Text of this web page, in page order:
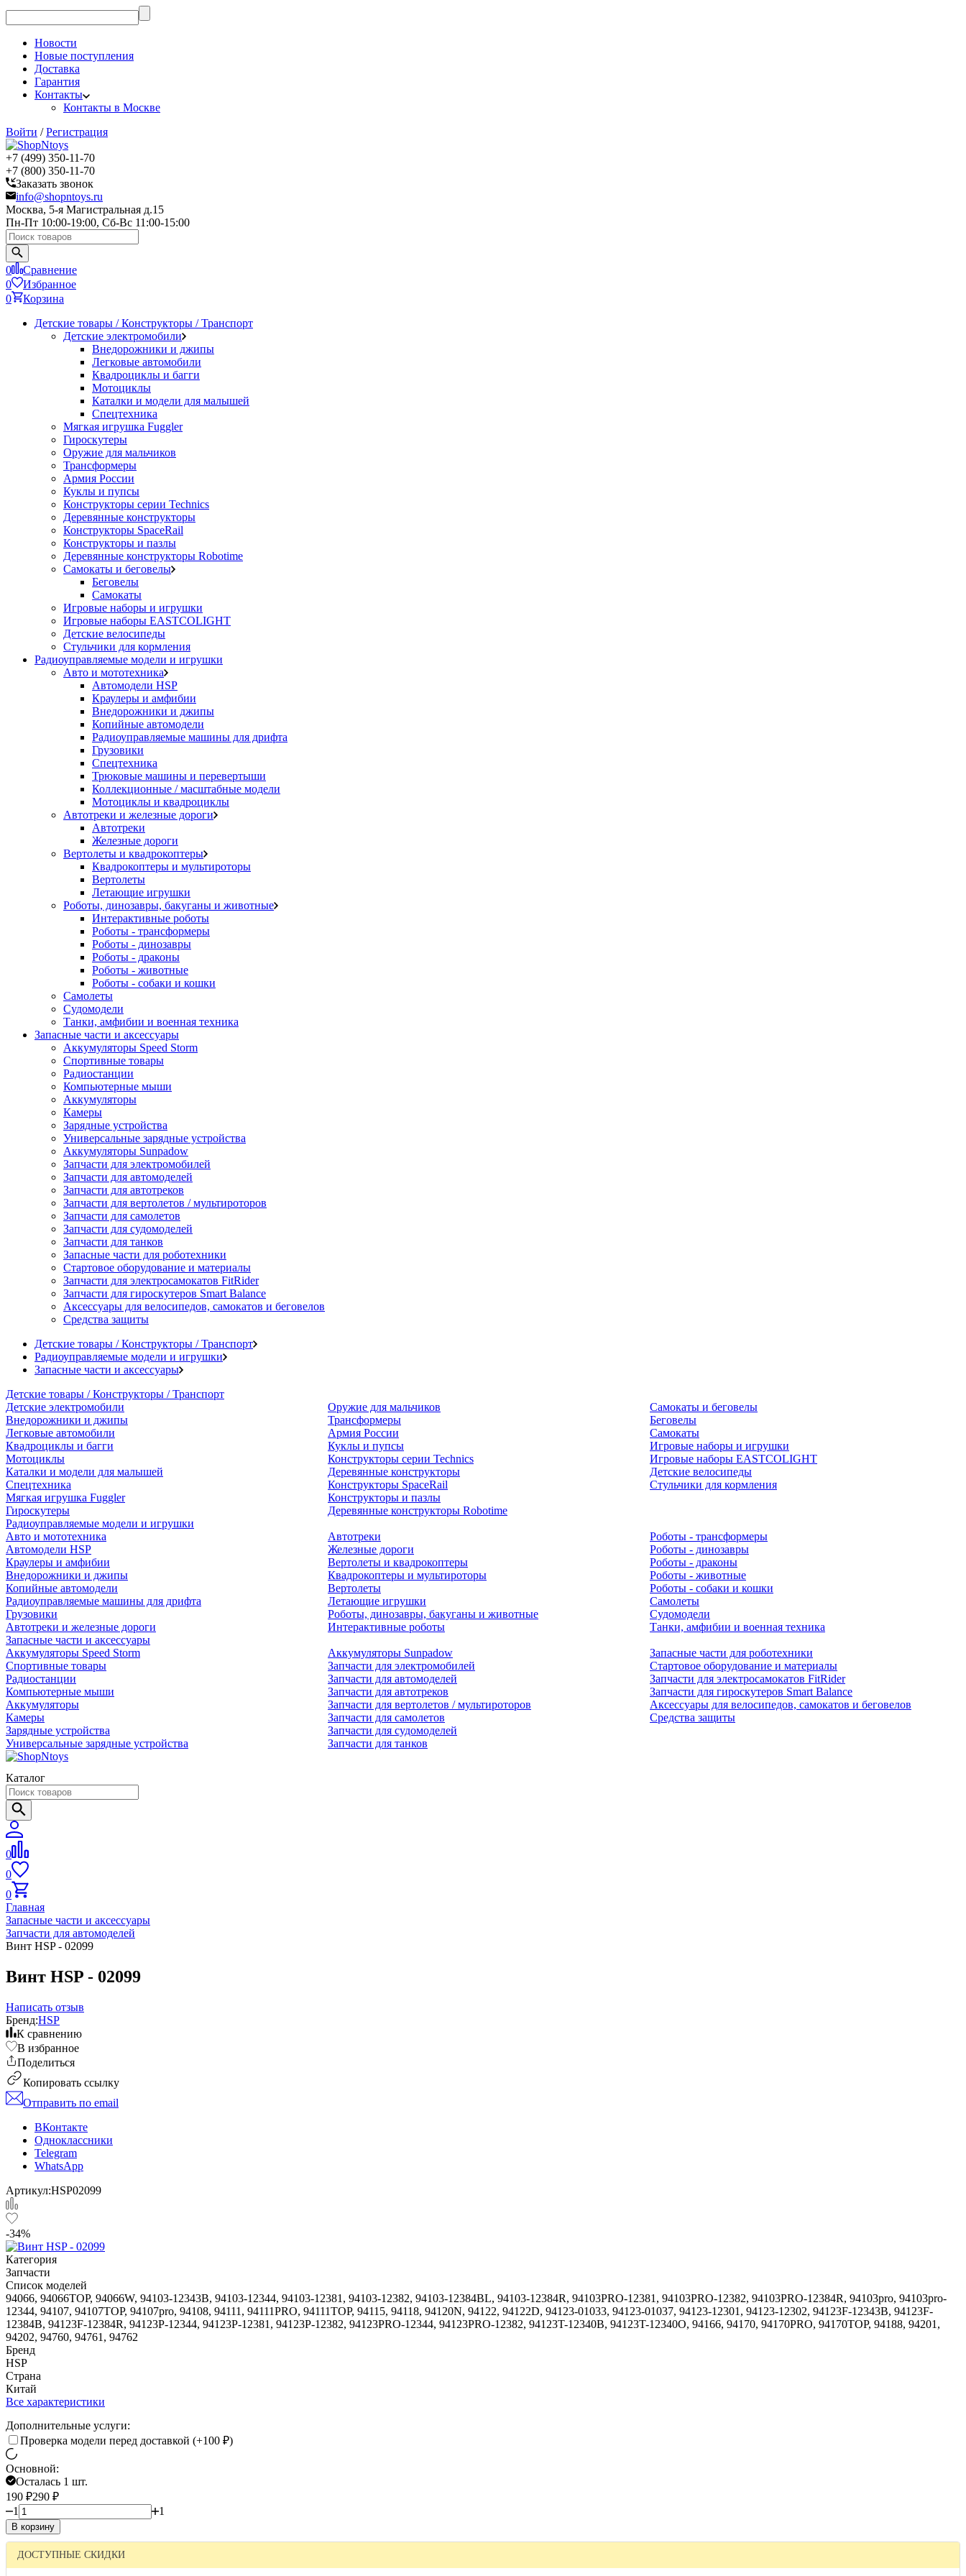
Новости
Новые поступления
Доставка
Гарантия
Контакты
Контакты в Москве
Войти /Регистрация
+7 (499) 350-11-70
+7 (800) 350-11-70
Заказать звонок
info@shopntoys.ru
Москва, 5-я Магистральная д.15
Пн-Пт 10:00-19:00, Сб-Вс 11:00-15:00
0
Сравнение
0
Избранное
0
Корзина
Детские товары / Конструкторы / Транспорт
Детские электромобили
Внедорожники и джипы
Легковые автомобили
Квадроциклы и багги
Мотоциклы
Каталки и модели для малышей
Спецтехника
Мягкая игрушка Fuggler
Гироскутеры
Оружие для мальчиков
Трансформеры
Армия России
Куклы и пупсы
Конструкторы серии Technics
Деревянные конструкторы
Конструкторы SpaceRail
Конструкторы и пазлы
Деревянные конструкторы Robotime
Самокаты и беговелы
Беговелы
Самокаты
Игровые наборы и игрушки
Игровые наборы EASTCOLIGHT
Детские велосипеды
Стульчики для кормления
Радиоуправляемые модели и игрушки
Авто и мототехника
Автомодели HSP
Краулеры и амфибии
Внедорожники и джипы
Копийные автомодели
Радиоуправляемые машины для дрифта
Грузовики
Спецтехника
Трюковые машины и перевертыши
Коллекционные / масштабные модели
Мотоциклы и квадроциклы
Автотреки и железные дороги
Автотреки
Железные дороги
Вертолеты и квадрокоптеры
Квадрокоптеры и мультироторы
Вертолеты
Летающие игрушки
Роботы, динозавры, бакуганы и животные
Интерактивные роботы
Роботы - трансформеры
Роботы - динозавры
Роботы - драконы
Роботы - животные
Роботы - собаки и кошки
Самолеты
Судомодели
Танки, амфибии и военная техника
Запасные части и аксессуары
Аккумуляторы Speed Storm
Спортивные товары
Радиостанции
Компьютерные мыши
Аккумуляторы
Камеры
Зарядные устройства
Универсальные зарядные устройства
Аккумуляторы Sunpadow
Запчасти для электромобилей
Запчасти для автомоделей
Запчасти для автотреков
Запчасти для вертолетов / мультироторов
Запчасти для самолетов
Запчасти для судомоделей
Запчасти для танков
Запасные части для роботехники
Стартовое оборудование и материалы
Запчасти для электросамокатов FitRider
Запчасти для гироскутеров Smart Balance
Аксессуары для велосипедов, самокатов и беговелов
Средства защиты
Детские товары / Конструкторы / Транспорт
Радиоуправляемые модели и игрушки
Запасные части и аксессуары
Детские товары / Конструкторы / Транспорт
Детские электромобили
Внедорожники и джипы
Легковые автомобили
Квадроциклы и багги
Мотоциклы
Каталки и модели для малышей
Спецтехника
Мягкая игрушка Fuggler
Гироскутеры
Оружие для мальчиков
Трансформеры
Армия России
Куклы и пупсы
Конструкторы серии Technics
Деревянные конструкторы
Конструкторы SpaceRail
Конструкторы и пазлы
Деревянные конструкторы Robotime
Самокаты и беговелы
Беговелы
Самокаты
Игровые наборы и игрушки
Игровые наборы EASTCOLIGHT
Детские велосипеды
Стульчики для кормления
Радиоуправляемые модели и игрушки
Авто и мототехника
Автомодели HSP
Краулеры и амфибии
Внедорожники и джипы
Копийные автомодели
Радиоуправляемые машины для дрифта
Грузовики
Автотреки и железные дороги
Автотреки
Железные дороги
Вертолеты и квадрокоптеры
Квадрокоптеры и мультироторы
Вертолеты
Летающие игрушки
Роботы, динозавры, бакуганы и животные
Интерактивные роботы
Роботы - трансформеры
Роботы - динозавры
Роботы - драконы
Роботы - животные
Роботы - собаки и кошки
Самолеты
Судомодели
Танки, амфибии и военная техника
Запасные части и аксессуары
Аккумуляторы Speed Storm
Спортивные товары
Радиостанции
Компьютерные мыши
Аккумуляторы
Камеры
Зарядные устройства
Универсальные зарядные устройства
Аккумуляторы Sunpadow
Запчасти для электромобилей
Запчасти для автомоделей
Запчасти для автотреков
Запчасти для вертолетов / мультироторов
Запчасти для самолетов
Запчасти для судомоделей
Запчасти для танков
Запасные части для роботехники
Стартовое оборудование и материалы
Запчасти для электросамокатов FitRider
Запчасти для гироскутеров Smart Balance
Аксессуары для велосипедов, самокатов и беговелов
Средства защиты
Каталог
0
0
0
Главная
Запасные части и аксессуары
Запчасти для автомоделей
Винт HSP - 02099
Винт HSP - 02099
Написать отзыв
Бренд:HSP
К сравнению
В избранное
Поделиться
Копировать ссылку
Отправить по email
ВКонтакте
Одноклассники
Telegram
WhatsApp
Артикул:HSP02099
-34%
Категория
Запчасти
Список моделей
94066, 94066TOP, 94066W, 94103-12343B, 94103-12344, 94103-12381, 94103-12382, 94103-12384BL, 94103-12384R, 94103PRO-12381, 94103PRO-12382, 94103PRO-12384R, 94103pro, 94103pro-
12344, 94107, 94107TOP, 94107pro, 94108, 94111, 94111PRO, 94111TOP, 94115, 94118, 94120N, 94122, 94122D, 94123-01033, 94123-01037, 94123-12301, 94123-12302, 94123F-12343B, 94123F-
12384B, 94123F-12384R, 94123P-12344, 94123P-12381, 94123P-12382, 94123PRO-12344, 94123PRO-12382, 94123T-12340B, 94123T-12340O, 94166, 94170, 94170PRO, 94170TOP, 94188, 94201,
94202, 94760, 94761, 94762
Бренд
HSP
Страна
Китай
Все характеристики
Дополнительные услуги:
Проверка модели перед доставкой (+100 ₽)
Основной:
Осталась 1 шт.
190 ₽290 ₽
1
1
В корзину
ДОСТУПНЫЕ СКИДКИ